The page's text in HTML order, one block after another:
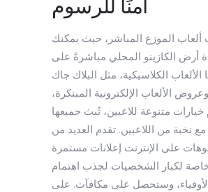
آمنًا للرسوم
الموزع المباشر، حيث يمكنك
أرض الكازينو المحلي مباشرةً على
الألعاب الكلاسيكية، مثل البلاك جاك
الألعاب الإلكترونية المبتكرة،
خيارات متنوعة للاعبين، تُبث جميعها
نخبة من اللاعبين. تقدم العديد من
على الإنترنت إعلانات مستمرة
خاصة لكبار الشخصيات لجذب اهتمام
الأوفياء، وستحصل على مكافآت. على